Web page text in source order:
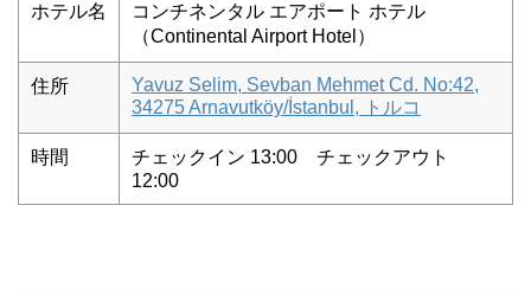
ホテル名
コンチネンタル エアポート ホテル
（Continental Airport Hotel）
住所
Yavuz Selim, Sevban Mehmet Cd. No:42,
34275 Arnavutköy/İstanbul, トルコ
時間
チェックイン 13:00 チェックアウト
12:00